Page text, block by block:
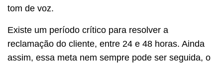
tom de voz.
Existe um período crítico para resolver a
reclamação do cliente, entre 24 e 48 horas. Ainda
assim, essa meta nem sempre pode ser seguida, o